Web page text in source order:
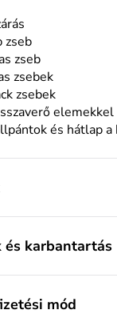
zseb
zseb
zsebek
zsebek
elemekkel
és hátlap
és karbantartás
mód